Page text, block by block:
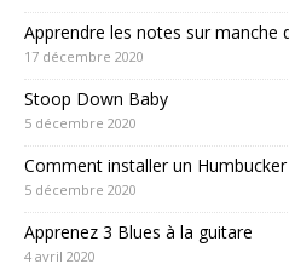
Apprendre les notes sur manche
17 décembre 2020
Stoop Down Baby
5 décembre 2020
Comment installer un
5 décembre 2020
Apprenez 3 Blues à la guitare
4 avril 2020